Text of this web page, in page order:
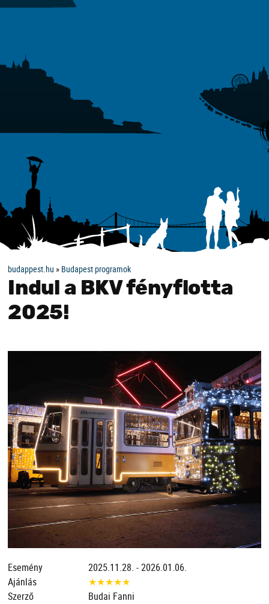
budappest.hu » Budapest programok
Indul a BKV fényflotta
2025!
Esemény
2025.11.28. - 2026.01.06.
Ajánlás
★★★★★
Szerző
Budai Fanni